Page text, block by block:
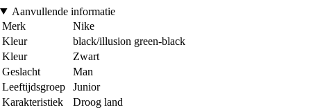
Aanvullende informatie
Merk
Nike
Kleur
black/illusion green-black
Kleur
Zwart
Geslacht
Man
Leeftijdsgroep
Junior
Karakteristiek
Droog land